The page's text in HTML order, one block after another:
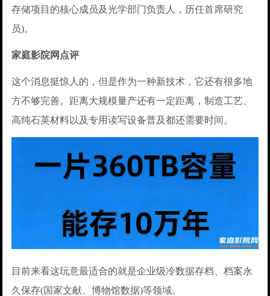
存储项目的核心成员及光学部门负责人，历任首席研究
员)。
家庭影院网点评
这个消息挺惊人的，但是作为一种新技术，它还有很多地
方不够完善。距离大规模量产还有一定距离，制造工艺、
高纯石英材料以及专用读写设备普及都还需要时间。
目前来看这玩意最适合的就是企业级冷数据存档、档案永
久保存(国家文献、博物馆数据)等领域。